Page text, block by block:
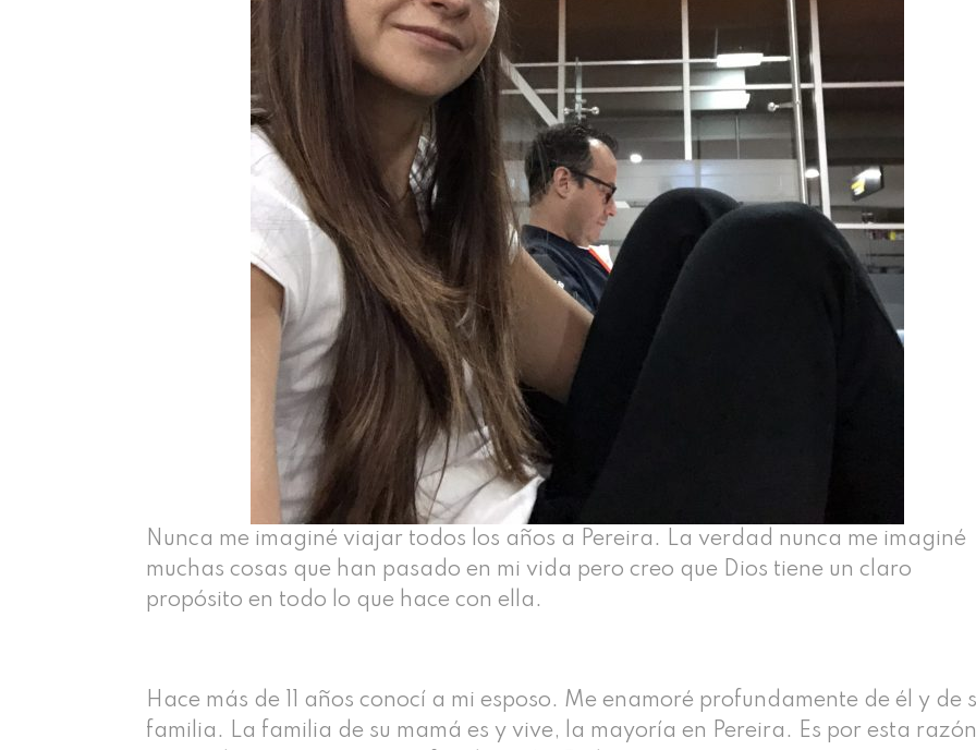
Nunca me imaginé viajar todos los años a Pereira. La verdad nunca me imaginé
muchas cosas que han pasado en mi vida pero creo que Dios tiene un claro
propósito en todo lo que hace con ella.
Hace más de 11 años conocí a mi esposo. Me enamoré profundamente de él y de
familia. La familia de su mamá es y vive, la mayoría en Pereira. Es por esta